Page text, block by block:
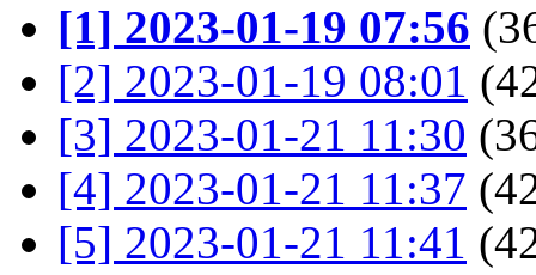
[1] 2023-01-19 07:56
[2] 2023-01-19 08:01
[3] 2023-01-21 11:30
[4] 2023-01-21 11:37
[5] 2023-01-21 11:41